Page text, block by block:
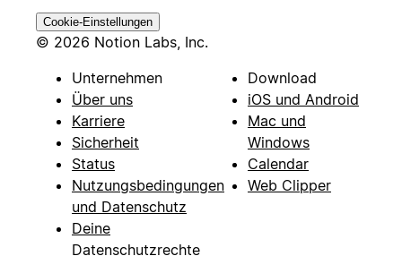
Cookie-Einstellungen
© 2026 Notion Labs, Inc.
Unternehmen
Über uns
Karriere
Sicherheit
Status
Nutzungsbedingungen
und Datenschutz
Deine
Datenschutzrechte
Download
iOS und Android
Mac und
Windows
Calendar
Web Clipper